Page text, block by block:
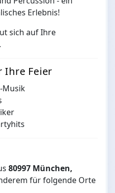
Erlebnis!
sich auf Ihre
Ihre Feier
Musik
80997 München,
für folgende Orte